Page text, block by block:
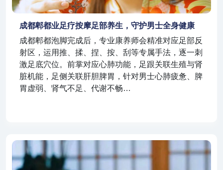
成都郫都业足疗按摩足部养生，守护男士全身健康
成都郫都泡脚完成后，专业康养师会精准对应足部反
射区，运用推、揉、捏、按、刮等专属手法，逐一刺
激足底穴位。前掌对应心肺功能，足跟关联生殖与肾
脏机能，足侧关联肝胆脾胃，针对男士心肺疲惫、脾
胃虚弱、肾气不足、代谢不畅…